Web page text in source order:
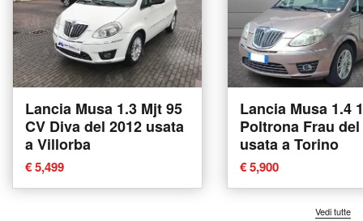
Lancia Musa 1.3 Mjt 95
CV Diva del 2012 usata
a Villorba
€ 5,499
Lancia Musa 1.4
Poltrona Frau del
usata a Torino
€ 5,900
Vedi tutte